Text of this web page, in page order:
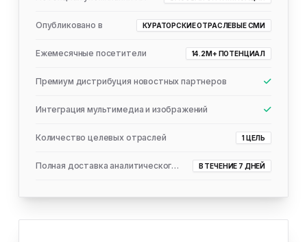
Опубликовано в КУРАТОРСКИЕ ОТРАСЛЕВЫЕ СМИ
Ежемесячные посетители 14.2M+ ПОТЕНЦИАЛ
Премиум дистрибуция новостных партнеров
Интеграция мультимедиа и изображений
Количество целевых отраслей 1 ЦЕЛЬ
Полная доставка аналитического отчета В ТЕЧЕНИЕ 7 ДНЕЙ